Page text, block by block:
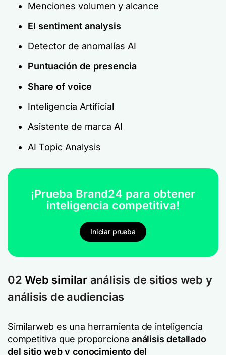
Menciones volumen y alcance
El sentiment analysis
Detector de anomalías AI
Puntuación de presencia
Share of voice
Inteligencia Artificial
Asistente de marca AI
AI Topic Analysis
¡Prueba Brand24 para obtener
inteligencia competitiva!
Iniciar prueba
02Web similaranálisis de sitios web y
análisis de audiencias
Similarweb es una herramienta de inteligencia
competitiva que proporciona análisis detallado
del sitio web y conocimiento del